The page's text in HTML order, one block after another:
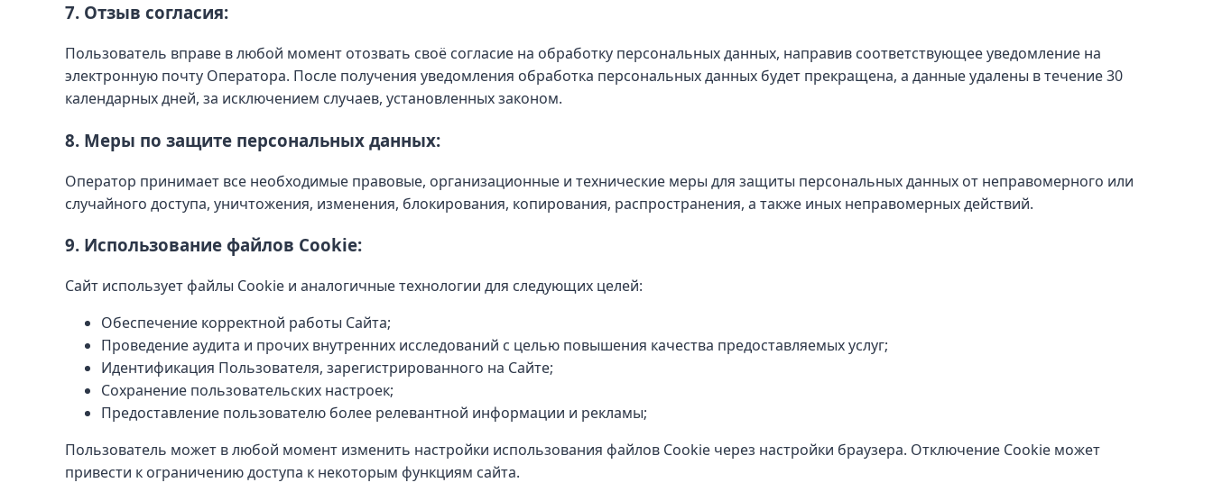
7. Отзыв согласия:
Пользователь вправе в любой момент отозвать своё согласие на обработку персональных данных, направив соответствующее уведомление на
электронную почту Оператора. После получения уведомления обработка персональных данных будет прекращена, а данные удалены в течение 30
календарных дней, за исключением случаев, установленных законом.
8. Меры по защите персональных данных:
Оператор принимает все необходимые правовые, организационные и технические меры для защиты персональных данных от неправомерного или
случайного доступа, уничтожения, изменения, блокирования, копирования, распространения, а также иных неправомерных действий.
9. Использование файлов Cookie:
Сайт использует файлы Cookie и аналогичные технологии для следующих целей:
Обеспечение корректной работы Сайта;
Проведение аудита и прочих внутренних исследований с целью повышения качества предоставляемых услуг;
Идентификация Пользователя, зарегистрированного на Сайте;
Сохранение пользовательских настроек;
Предоставление пользователю более релевантной информации и рекламы;
Пользователь может в любой момент изменить настройки использования файлов Cookie через настройки браузера. Отключение Cookie может
привести к ограничению доступа к некоторым функциям сайта.